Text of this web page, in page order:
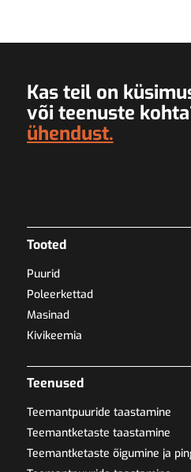
Kas teil on
või teenuste
ühendust.
Tooted
Puurid
Poleerkettad
Masinad
Kivikeemia
Teenused
Teemantpuuride taastamine
Teemantketaste taastamine
Teemantketaste õigumine ja